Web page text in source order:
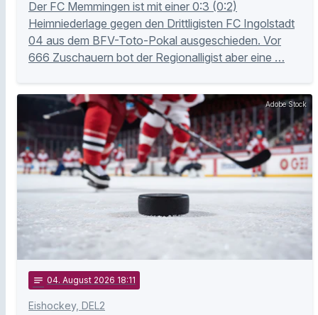
Der FC Memmingen ist mit einer 0:3 (0:2)
Heimniederlage gegen den Drittligisten FC Ingolstadt
04 aus dem BFV-Toto-Pokal ausgeschieden. Vor
666 Zuschauern bot der Regionalligist aber eine …
Adobe Stock
notes 04. August 2026 18:11
Eishockey, DEL2